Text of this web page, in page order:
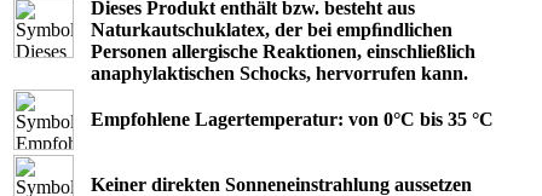
Dieses Produkt enthält bzw. besteht aus
Naturkautschuklatex, der bei empﬁndlichen
Personen allergische Reaktionen, einschließlich
anaphylaktischen Schocks, hervorrufen kann.
Empfohlene Lagertemperatur: von 0°C bis 35 °C
Keiner direkten Sonneneinstrahlung aussetzen